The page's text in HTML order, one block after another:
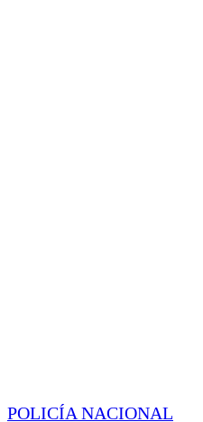
POLICÍA NACIONAL